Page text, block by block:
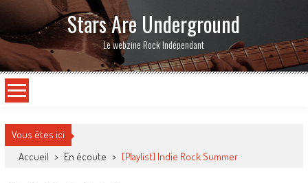
Stars Are Underground
Le webzine Rock Indépendant
Vous êtes ici
Accueil > En écoute > [Playlist] Indie Rock Summer